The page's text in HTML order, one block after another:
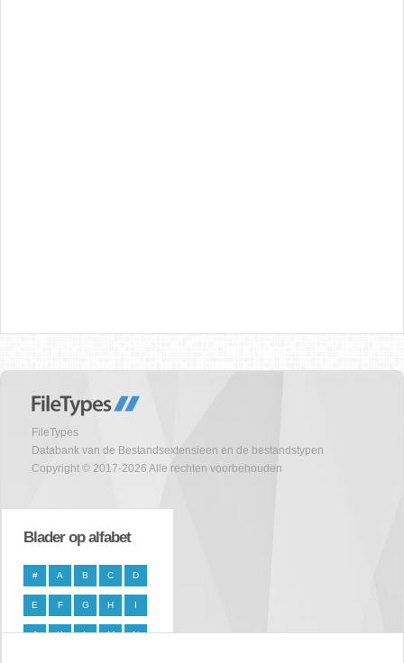
FileTypes
Databank van de Bestandsextensieen en de bestandstypen
Copyright © 2017-2026 Alle rechten voorbehouden
Blader op alfabet
# A B C D
E F G H I
J K L M N